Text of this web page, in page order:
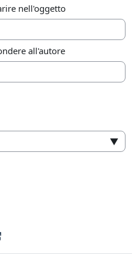
nell'oggetto
all'autore
▼